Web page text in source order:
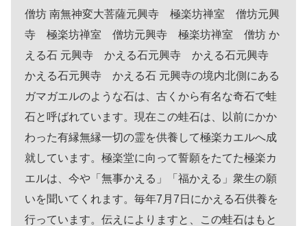
僧坊 南無神変大菩薩元興寺 極楽坊禅室 僧坊元興
寺 極楽坊禅室 僧坊元興寺 極楽坊禅室 僧坊 か
える石 元興寺 かえる石元興寺 かえる石元興寺
かえる石元興寺 かえる石 元興寺の境内北側にある
ガマガエルのような石は、古くから有名な奇石で蛙
石と呼ばれています。現在この蛙石は、以前にかか
わった有縁無縁一切の霊を供養して極楽カエルへ成
就しています。極楽堂に向って誓願をたてた極楽カ
エルは、今や「無事かえる」「福かえる」衆生の願
いを聞いてくれます。毎年7月7日にかえる石供養を
行っています。伝えによりますと、この蛙石はもと